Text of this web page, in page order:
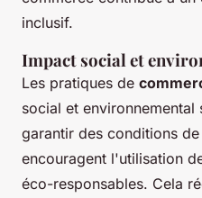
inclusif.
Impact social et
Les pratiques de
social et
garantir des conditions
encouragent l'utilisation
éco-responsables. Cela